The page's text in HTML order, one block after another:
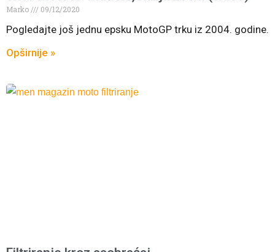
Marko 09/12/2020
Pogledajte još jednu epsku MotoGP trku iz 2004. godine.
Opširnije »